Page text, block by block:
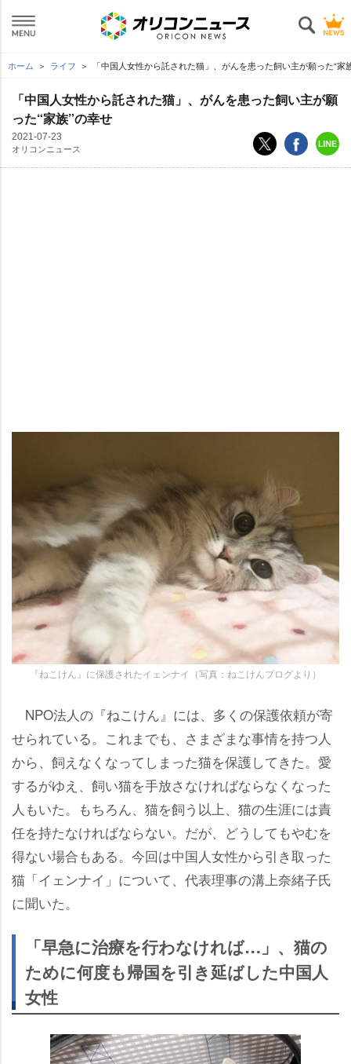
ホーム ライフ 「中国人女性から託された猫」、がんを患った飼い主が願った“家
「中国人女性から託された猫」、がんを患った飼い主が願
った“家族”の幸せ
2021-07-23
オリコンニュース
『ねこけん』に保護されたイェンナイ（写真：ねこけんブログより）
NPO法人の『ねこけん』には、多くの保護依頼が寄
せられている。これまでも、さまざまな事情を持つ人
から、飼えなくなってしまった猫を保護してきた。愛
するがゆえ、飼い猫を手放さなければならなくなった
人もいた。もちろん、猫を飼う以上、猫の生涯には責
任を持たなければならない。だが、どうしてもやむを
得ない場合もある。今回は中国人女性から引き取った
猫「イェンナイ」について、代表理事の溝上奈緒子氏
に聞いた。
「早急に治療を行わなければ…」、猫の
ために何度も帰国を引き延ばした中国人
女性